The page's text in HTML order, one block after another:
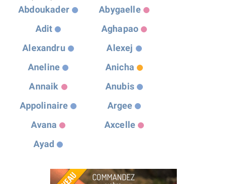
Abdoukader
Abygaelle
Adit
Aghapao
Alexandru
Alexej
Aneline
Anicha
Annaik
Anubis
Appolinaire
Argee
Avana
Axcelle
Ayad